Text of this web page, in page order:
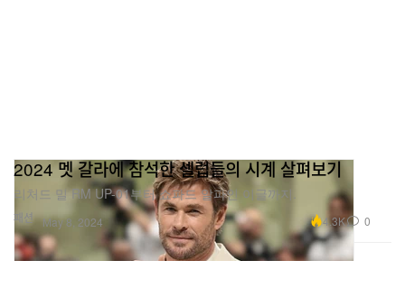
패션
2024 멧 갈라에 참석한 셀럽들의 시계 살펴보기
리처드 밀 RM UP-01부터 쇼파드 알파인 이글까지.
May 8, 2024 4.3K 0